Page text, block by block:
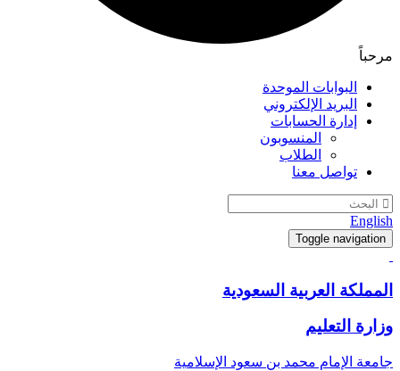
مرحباً
البوابات الموحدة
البريد الإلكتروني
إدارة الحسابات
المنسوبون
الطلاب
تواصل معنا
English
Toggle navigation
المملكة العربية السعودية
وزارة التعليم
جامعة الإمام محمد بن سعود الإسلامية